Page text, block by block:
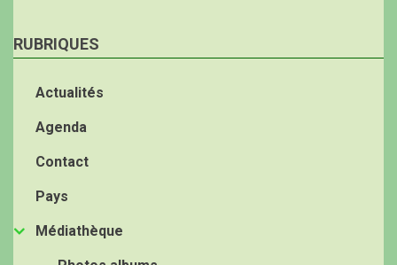
RUBRIQUES
Actualités
Agenda
Contact
Pays
Médiathèque